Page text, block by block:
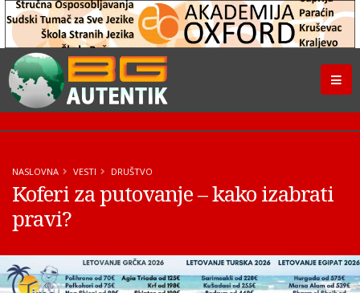
NASLOVNA VESTI DRUŠTVO
Koferi za putovanje – kako izabrati
pravi?